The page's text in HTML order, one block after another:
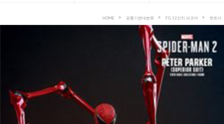
HOME 공통기본대분류 FG 12인치 피규어 핫토이